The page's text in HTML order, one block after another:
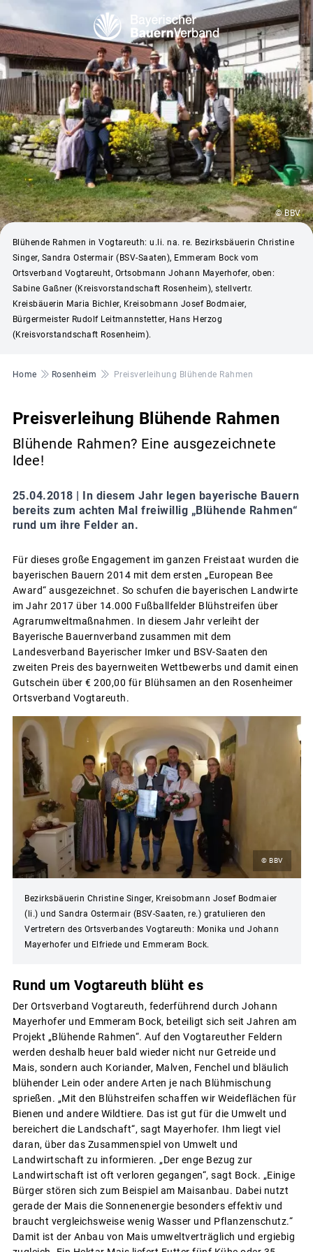
© BBV
Blühende Rahmen in Vogtareuth: u.li. na. re. Bezirksbäuerin Christine
Singer, Sandra Ostermair (BSV-Saaten), Emmeram Bock vom
Ortsverband Vogtareuht, Ortsobmann Johann Mayerhofer, oben:
Sabine Gaßner (Kreisvorstandschaft Rosenheim), stellvertr.
Kreisbäuerin Maria Bichler, Kreisobmann Josef Bodmaier,
Bürgermeister Rudolf Leitmannstetter, Hans Herzog
(Kreisvorstandschaft Rosenheim).
Pfadnavigation
Home Rosenheim Preisverleihung Blühende Rahmen
Preisverleihung Blühende Rahmen
Blühende Rahmen? Eine ausgezeichnete
Idee!
25.04.2018 |
In diesem Jahr legen bayerische Bauern
bereits zum achten Mal freiwillig „Blühende Rahmen“
rund um ihre Felder an.
Für dieses große Engagement im ganzen Freistaat wurden die
bayerischen Bauern 2014 mit dem ersten „European Bee
Award“ ausgezeichnet. So schufen die bayerischen Landwirte
im Jahr 2017 über 14.000 Fußballfelder Blühstreifen über
Agrarumweltmaßnahmen. In diesem Jahr verleiht der
Bayerische Bauernverband zusammen mit dem
Landesverband Bayerischer Imker und BSV-Saaten den
zweiten Preis des bayernweiten Wettbewerbs und damit einen
Gutschein über € 200,00 für Blühsamen an den Rosenheimer
Ortsverband Vogtareuth.
© BBV
Bezirksbäuerin Christine Singer, Kreisobmann Josef Bodmaier
(li.) und Sandra Ostermair (BSV-Saaten, re.) gratulieren den
Vertretern des Ortsverbandes Vogtareuth: Monika und Johann
Mayerhofer und Elfriede und Emmeram Bock.
Rund um Vogtareuth blüht es
Der Ortsverband Vogtareuth, federführend durch Johann
Mayerhofer und Emmeram Bock, beteiligt sich seit Jahren am
Projekt „Blühende Rahmen“. Auf den Vogtareuther Feldern
werden deshalb heuer bald wieder nicht nur Getreide und
Mais, sondern auch Koriander, Malven, Fenchel und bläulich
blühender Lein oder andere Arten je nach Blühmischung
sprießen. „Mit den Blühstreifen schaffen wir Weideflächen für
Bienen und andere Wildtiere. Das ist gut für die Umwelt und
bereichert die Landschaft“, sagt Mayerhofer. Ihm liegt viel
daran, über das Zusammenspiel von Umwelt und
Landwirtschaft zu informieren. „Der enge Bezug zur
Landwirtschaft ist oft verloren gegangen“, sagt Bock. „Einige
Bürger stören sich zum Beispiel am Maisanbau. Dabei nutzt
gerade der Mais die Sonnenenergie besonders effektiv und
braucht vergleichsweise wenig Wasser und Pflanzenschutz.“
Damit ist der Anbau von Mais umweltverträglich und ergiebig